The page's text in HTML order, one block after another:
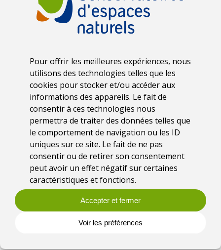
Pour offrir les meilleures expériences, nous
utilisons des technologies telles que les
cookies pour stocker et/ou accéder aux
informations des appareils. Le fait de
consentir à ces technologies nous
permettra de traiter des données telles que
le comportement de navigation ou les ID
uniques sur ce site. Le fait de ne pas
consentir ou de retirer son consentement
peut avoir un effet négatif sur certaines
caractéristiques et fonctions.
Accepter et fermer
Voir les préférences
Date
Jeudi 10 novembre 2022
Lieu
Nevers (58)
Thématique
Espèces Exotiques
Envahissantes